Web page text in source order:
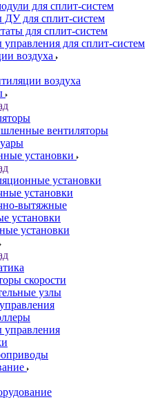
для сплит-систем
ДУ для сплит-систем
для сплит-систем
управления для сплит-систем
воздуха
воздуха
вентиляторы
установки
установки
установки
вытяжные
установки
установки
скорости
узлы
управления